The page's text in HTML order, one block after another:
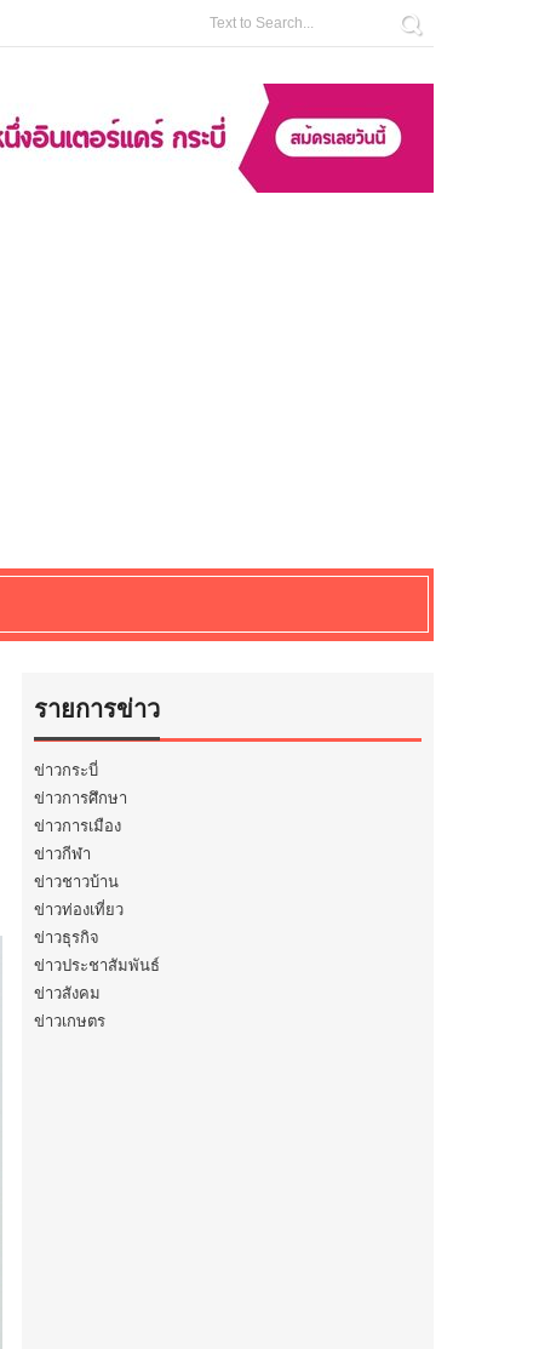
รายการข่าว
ข่าวกระบี่
ข่าวการศึกษา
ข่าวการเมือง
ข่าวกีฬา
ข่าวชาวบ้าน
ข่าวท่องเที่ยว
ข่าวธุรกิจ
ข่าวประชาสัมพันธ์
ข่าวสังคม
ข่าวเกษตร